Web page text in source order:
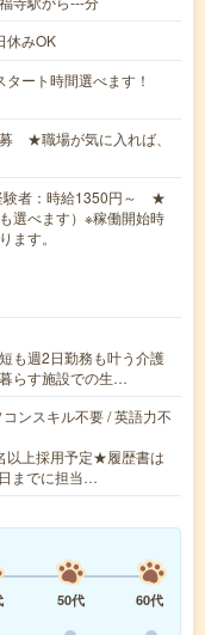
みOK
ート時間選べます！
★職場が気に入れば、
験者：時給1350円～ ★
選べます）※稼働開始時
ます。
も週2日勤務も叶う介護
らす施設での生…
ンスキル不要 / 英語力不
以上採用予定★履歴書は
までに担当…
50代
60代